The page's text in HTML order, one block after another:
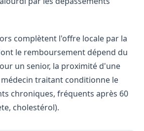
complètent l'offre locale par la
le remboursement dépend du
un senior, la proximité d'une
traitant conditionne le
chroniques, fréquents après 60
cholestérol).